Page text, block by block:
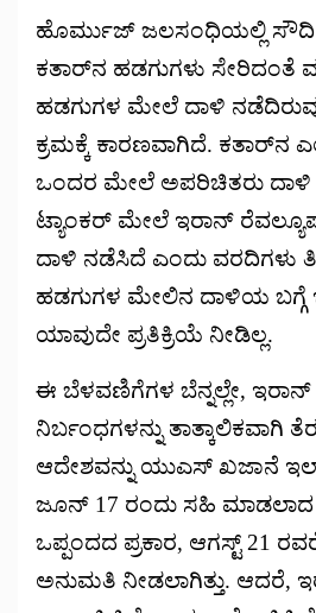
ಹೊರ್ಮುಜ್ ಜಲಸಂಧಿಯಲ್ಲಿ ಸೌದಿ
ಕತಾರ್‌ನ ಹಡಗುಗಳು ಸೇರಿದಂತೆ
ಹಡಗುಗಳ ಮೇಲೆ ದಾಳಿ
ಕ್ರಮಕ್ಕೆ ಕಾರಣವಾಗಿದೆ. ಕತಾರ್‌ನ
ಒಂದರ ಮೇಲೆ ಅಪರಿಚಿತರು
ಟ್ಯಾಂಕರ್ ಮೇಲೆ ಇರಾನ್
ದಾಳಿ ನಡೆಸಿದೆ ಎಂದು ವರದಿಗಳು
ಹಡಗುಗಳ ಮೇಲಿನ ದಾಳಿಯ ಬಗ್ಗೆ
ಯಾವುದೇ ಪ್ರತಿಕ್ರಿಯೆ ನೀಡಿಲ್ಲ.
ಈ ಬೆಳವಣಿಗೆಗಳ ಬೆನ್ನಲ್ಲೇ, ಇರಾನ್
ನಿರ್ಬಂಧಗಳನ್ನು ತಾತ್ಕಾಲಿಕವಾಗಿ
ಆದೇಶವನ್ನು ಯುಎಸ್ ಖಜಾನೆ
ಜೂನ್ 17 ರಂದು ಸಹಿ
ಒಪ್ಪಂದದ ಪ್ರಕಾರ, ಆಗಸ್ಟ್ 21
ಅನುಮತಿ ನೀಡಲಾಗಿತ್ತು. ಆದರೆ,